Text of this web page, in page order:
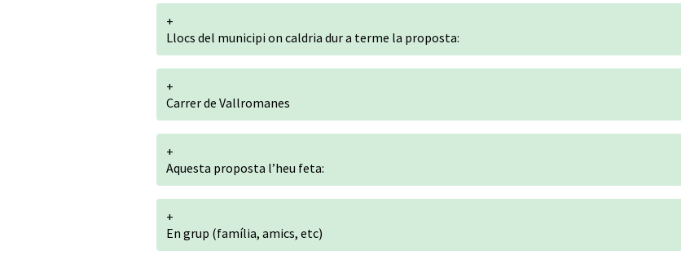
+
Llocs del municipi on caldria dur a terme la proposta:
+
Carrer de Vallromanes
+
Aquesta proposta l’heu feta:
+
En grup (família, amics, etc)